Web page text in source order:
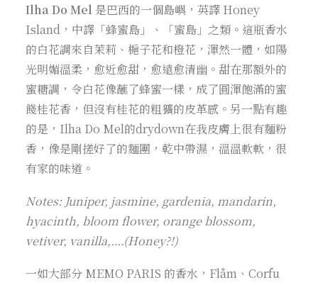
Ilha Do Mel 是巴西的一個島嶼，英譯 Honey
Island，中譯「蜂蜜島」、「蜜島」之類。這瓶香水
的白花調來自茉莉、梔子花和橙花，渾然一體，如陽
光明媚溫柔，愈近愈甜，愈遠愈清幽。甜在那額外的
蜜糖調，令白花像蘸了蜂蜜一樣，成了圓渾飽滿的蜜
餞桂花香，但沒有桂花的粗獷的皮革感。另一點有趣
的是，Ilha Do Mel的drydown在我皮膚上很有麵粉
香，像是剛搓好了的麵團，乾中帶濕，溫溫軟軟，很
有家的味道。
Notes: Juniper, jasmine, gardenia, mandarin,
hyacinth, bloom flower, orange blossom,
vetiver, vanilla,….(Honey?!)
一如大部分 MEMO PARIS 的香水，Flåm、Corfu